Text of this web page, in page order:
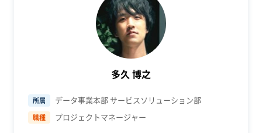
多久 博之
所属 データ事業本部 サービスソリューション部
職種 プロジェクトマネージャー